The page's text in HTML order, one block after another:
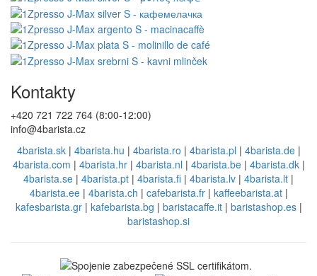
Kontakty
+420 721 722 764 (8:00-12:00)
info@4barista.cz
4barista.sk| 4barista.hu | 4barista.ro | 4barista.pl | 4barista.de|
4barista.com | 4barista.hr| 4barista.nl | 4barista.be| 4barista.dk|
4barista.se | 4barista.pt | 4barista.fi | 4barista.lv | 4barista.lt |
4barista.ee| 4barista.ch | cafebarista.fr| kaffeebarista.at|
kafesbarista.gr| kafebarista.bg | baristacaffe.it| baristashop.es|
baristashop.si